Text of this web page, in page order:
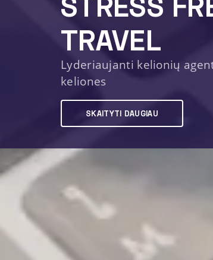
TRAVEL
Lyderiaujanti kelionių
keliones
SKAITYTI DAUGIAU